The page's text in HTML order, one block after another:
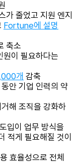
줄었고 지원 엔지
Fortune에 설명
축소
원이 필요하다는
개 감축
안 기업 인력의 약
해 조직을 강화하
입이 업무 방식을
적게 필요해질 것이
효율성으로 전체